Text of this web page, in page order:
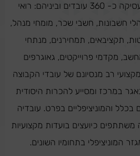
הארץ. הקבוצה מעסיקה כ- 360 עובדים וביניהם: רואי
חשבונות, חשבי שכר, מומחי מנהל,
תקציבאים, תמחירנים, מנתחי
מקדמי פרוייקטים, גאוגרפים
רב מנסיונם של עובדי הקבוצה
במרכז ומסייע להכרות היסודית
בכלל והמוניציפליים בפרט. עובדיה
כיועצים בועדות מקצועיות
המוניציפלי בתחומיו השונים.